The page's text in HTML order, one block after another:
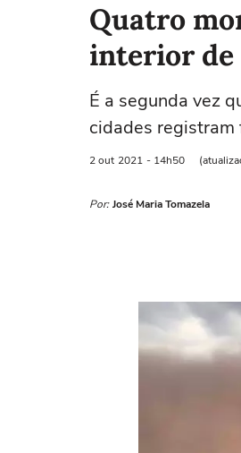
Quatro
interior de
É a segunda vez
cidades
2 out 2021 - 14h50
Por: José Maria Tomazela